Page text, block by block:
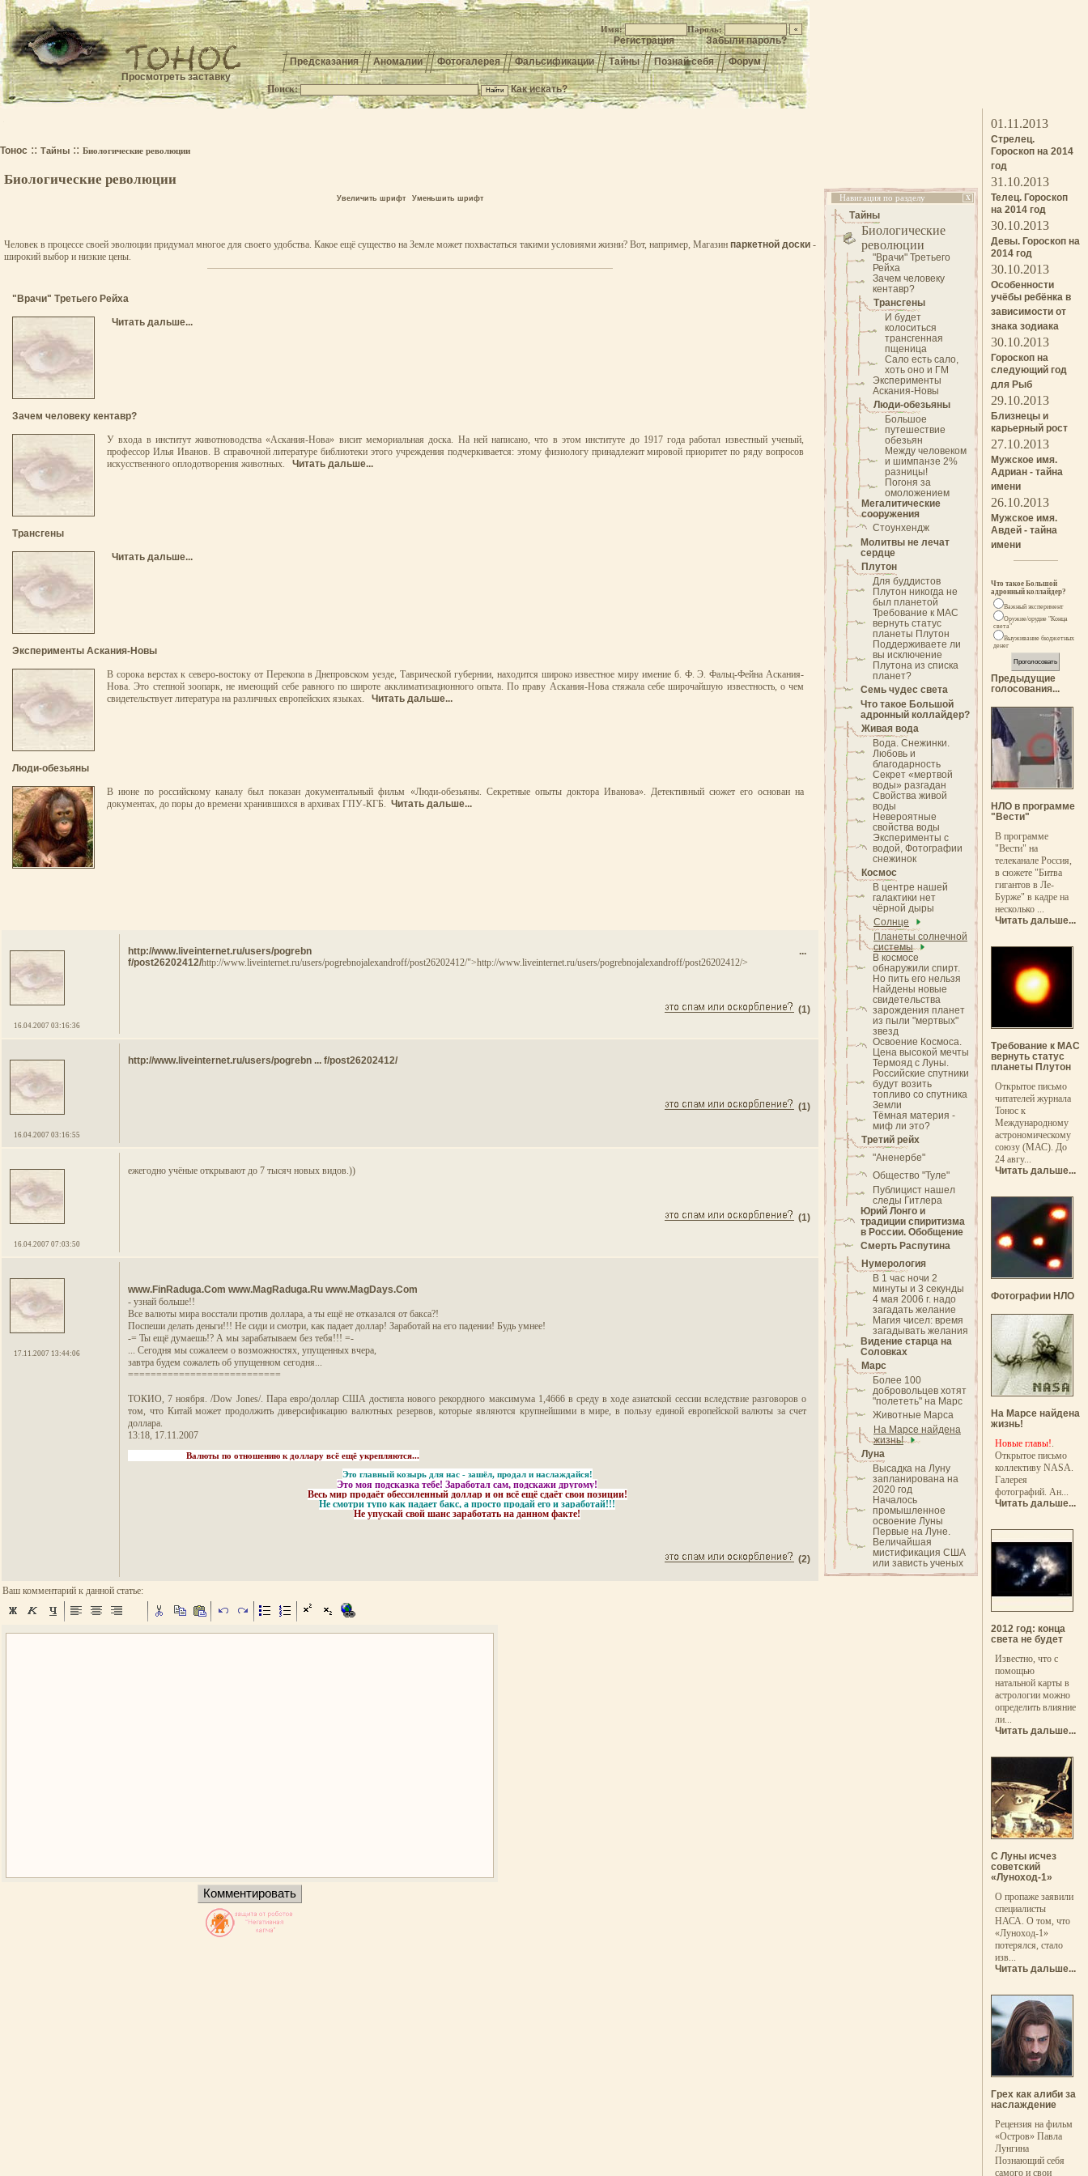
Имя: Пароль:
Регистрация
Забыли пароль?
Предсказания
Аномалии Фотогалерея Фальсификации Тайны Познай себя Форум
Поиск: Как искать?
Тонос :: Тайны :: Биологические революции
Биологические революции
Увеличить шрифт Уменьшить шрифт
Человек в процессе своей эволюции придумал многое для своего удобства. Какое ещё существо на Земле может похвастаться такими условиями жизни? Вот, например, Магазин паркетной доски -
широкий выбор и низкие цены.
"Врачи" Третьего Рейха
Читать дальше...
Зачем человеку кентавр?
У входа в институт животноводства «Аскания-Нова» висит мемориальная доска. На ней написано, что в этом институте до 1917 года работал известный ученый,
профессор Илья Иванов. В справочной литературе библиотеки этого учреждения подчеркивается: этому физиологу принадлежит мировой приоритет по ряду вопросов
искусственного оплодотворения животных. Читать дальше...
Трансгены
Читать дальше...
Эксперименты Аскания-Новы
В сорока верстах к северо-востоку от Перекопа в Днепровском уезде, Таврической губернии, находится широко известное миру имение б. Ф. Э. Фальц-Фейна Аскания-
Нова. Это степной зоопарк, не имеющий себе равного по широте акклиматизационного опыта. По праву Аскания-Нова стяжала себе широчайшую известность, о чем
свидетельствует литература на различных европейских языках. Читать дальше...
Люди-обезьяны
В июне по российскому каналу был показан документальный фильм «Люди-обезьяны. Секретные опыты доктора Иванова». Детективный сюжет его основан на
документах, до поры до времени хранившихся в архивах ГПУ-КГБ. Читать дальше...
16.04.2007 03:16:36
http://www.liveinternet.ru/users/pogrebn ...
f/post26202412/http://www.liveinternet.ru/users/pogrebnojalexandroff/post26202412/">http://www.liveinternet.ru/users/pogrebnojalexandroff/post26202412/>
(1)
16.04.2007 03:16:55
http://www.liveinternet.ru/users/pogrebn ... f/post26202412/
(1)
16.04.2007 07:03:50
ежегодно учёные открывают до 7 тысяч новых видов.))
(1)
17.11.2007 13:44:06
www.FinRaduga.Com www.MagRaduga.Ru www.MagDays.Com
- узнай больше!!
Все валюты мира восстали против доллара, а ты ещё не отказался от бакса?!
Поспеши делать деньги!!! Не сиди и смотри, как падает доллар! Заработай на его падении! Будь умнее!
-= Ты ещё думаешь!? А мы зарабатываем без тебя!!! =-
... Сегодня мы сожалеем о возможностях, упущенных вчера,
завтра будем сожалеть об упущенном сегодня...
===========================
ТОКИО, 7 ноября. /Dow Jones/. Пара евро/доллар США достигла нового рекордного максимума 1,4666 в среду в ходе азиатской сессии вследствие разговоров о
том, что Китай может продолжить диверсификацию валютных резервов, которые являются крупнейшими в мире, в пользу единой европейской валюты за счет
доллара.
13:18, 17.11.2007
Валюты по отношению к доллару всё ещё укрепляются...
Это главный козырь для нас - зашёл, продал и наслаждайся!
Это моя подсказка тебе! Заработал сам, подскажи другому!
Весь мир продаёт обессиленный доллар и он всё ещё сдаёт свои позиции!
Не смотри тупо как падает бакс, а просто продай его и заработай!!!
Не упускай свой шанс заработать на данном факте!
(2)
Ваш комментарий к данной статье:
Навигация по разделу X
Тайны
Биологические
революции
"Врачи" Третьего
Рейха
Зачем человеку
кентавр?
Трансгены
И будет
колоситься
трансгенная
пщеница
Сало есть сало,
хоть оно и ГМ
Эксперименты
Аскания-Новы
Люди-обезьяны
Большое
путешествие
обезьян
Между человеком
и шимпанзе 2%
разницы!
Погоня за
омоложением
Мегалитические
сооружения
Стоунхендж
Молитвы не лечат
сердце
Плутон
Для буддистов
Плутон никогда не
был планетой
Требование к МАС
вернуть статус
планеты Плутон
Поддерживаете ли
вы исключение
Плутона из списка
планет?
Семь чудес света
Что такое Большой
адронный коллайдер?
Живая вода
Вода. Снежинки.
Любовь и
благодарность
Секрет «мертвой
воды» разгадан
Свойства живой
воды
Невероятные
свойства воды
Эксперименты с
водой, Фотографии
снежинок
Космос
В центре нашей
галактики нет
чёрной дыры
Солнце
Планеты солнечной
системы
В космосе
обнаружили спирт.
Но пить его нельзя
Найдены новые
свидетельства
зарождения планет
из пыли "мертвых"
звезд
Освоение Космоса.
Цена высокой мечты
Термояд с Луны.
Российские спутники
будут возить
топливо со спутника
Земли
Тёмная материя -
миф ли это?
Третий рейх
"Аненербе"
Общество "Туле"
Публицист нашел
следы Гитлера
Юрий Лонго и
традиции спиритизма
в России. Обобщение
Смерть Распутина
Нумерология
В 1 час ночи 2
минуты и 3 секунды
4 мая 2006 г. надо
загадать желание
Магия чисел: время
загадывать желания
Видение старца на
Соловках
Марс
Более 100
добровольцев хотят
"полететь" на Марс
Животные Марса
На Марсе найдена
жизнь!
Луна
Высадка на Луну
запланирована на
2020 год
Началось
промышленное
освоение Луны
Первые на Луне.
Величайшая
мистификация США
или зависть ученых
01.11.2013
Стрелец.
Гороскоп на 2014
год
31.10.2013
Телец. Гороскоп
на 2014 год
30.10.2013
Девы. Гороскоп на
2014 год
30.10.2013
Особенности
учёбы ребёнка в
зависимости от
знака зодиака
30.10.2013
Гороскоп на
следующий год
для Рыб
29.10.2013
Близнецы и
карьерный рост
27.10.2013
Мужское имя.
Адриан - тайна
имени
26.10.2013
Мужское имя.
Авдей - тайна
имени
Что такое Большой
адронный коллайдер?
Важный эксперимент
Оружие/орудие "Конца
света"
Выуживание бюджетных
денег
Предыдущие
голосования...
НЛО в программе
"Вести"
В программе
"Вести" на
телеканале Россия,
в сюжете "Битва
гигантов в Ле-
Бурже" в кадре на
несколько ...
Читать дальше...
Требование к МАС
вернуть статус
планеты Плутон
Открытое письмо
читателей журнала
Тонос к
Международному
астрономическому
союзу (МАС). До
24 авгу...
Читать дальше...
Фотографии НЛО
На Марсе найдена
жизнь!
Новые главы!.
Открытое письмо
коллективу NASA.
Галерея
фотографий. Ан...
Читать дальше...
2012 год: конца
света не будет
Известно, что с
помощью
натальной карты в
астрологии можно
определить влияние
ли...
Читать дальше...
С Луны исчез
советский
«Луноход-1»
О пропаже заявили
специалисты
НАСА. О том, что
«Луноход-1»
потерялся, стало
изв...
Читать дальше...
Грех как алиби за
наслаждение
Рецензия на фильм
«Остров» Павла
Лунгина
Познающий себя
самого и свои
Просмотреть заставку